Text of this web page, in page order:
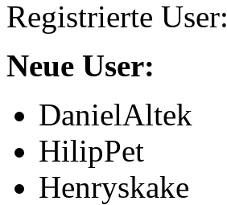
Registrierte User:
Neue User:
DanielAltek
HilipPet
Henryskake